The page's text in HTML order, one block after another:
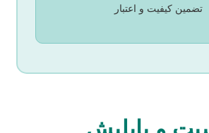
تضمین کیفیت و اعتبار